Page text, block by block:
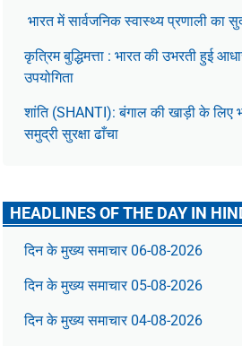
भारत में सार्वजनिक स्वास्थ्य प्रणाली का
कृत्रिम बुद्धिमत्ता : भारत की उभरती हुई
उपयोगिता
शांति (SHANTI): बंगाल की खाड़ी के लिए
समुद्री सुरक्षा ढाँचा
HEADLINES OF THE DAY IN
दिन के मुख्य समाचार 06-08-2026
दिन के मुख्य समाचार 05-08-2026
दिन के मुख्य समाचार 04-08-2026